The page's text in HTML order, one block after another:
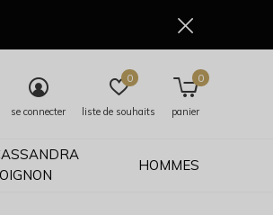
HOMMES
se connecter liste de souhaits
0
panier
0